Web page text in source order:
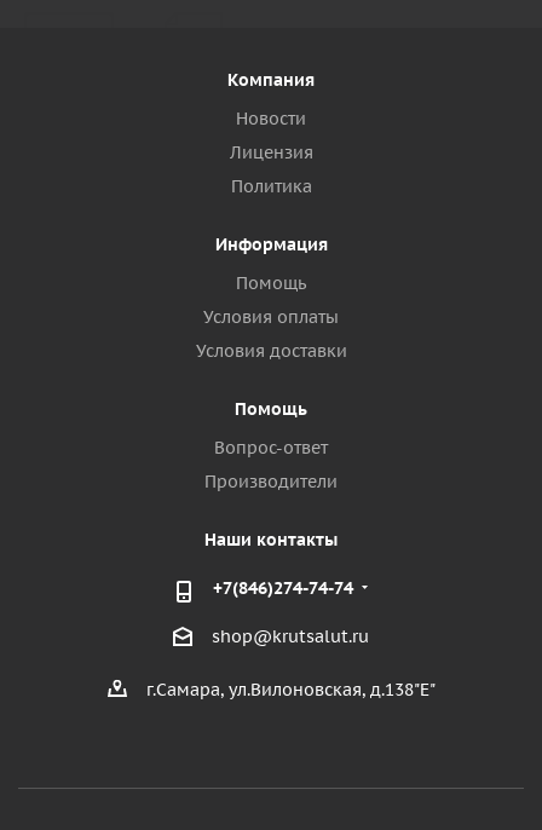
Компания
Новости
Лицензия
Политика
Информация
Помощь
Условия оплаты
Условия доставки
Помощь
Вопрос-ответ
Производители
Наши контакты
+7(846)274-74-74
shop@krutsalut.ru
г.Самара, ул.Вилоновская, д.138"Е"